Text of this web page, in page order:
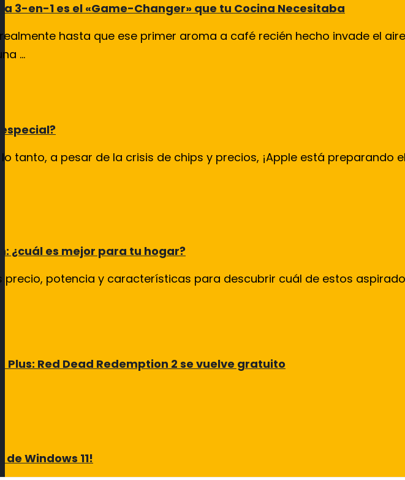
3-en-1 es el «Game-Changer» que tu Cocina Necesitaba
hasta que ese primer aroma a café recién hecho invade el
...
tanto, a pesar de la crisis de chips y precios, ¡Apple está
¿cuál es mejor para tu hogar?
precio, potencia y características para descubrir cuál de estos
Red Dead Redemption 2 se vuelve gratuito
Windows 11!